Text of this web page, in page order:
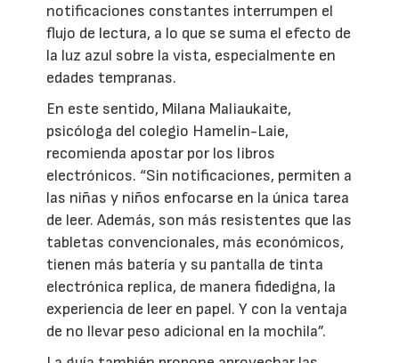
notificaciones constantes interrumpen el
flujo de lectura, a lo que se suma el efecto de
la luz azul sobre la vista, especialmente en
edades tempranas.
En este sentido, Milana Maliaukaite,
psicóloga del colegio Hamelin-Laie,
recomienda apostar por los libros
electrónicos. “Sin notificaciones, permiten a
las niñas y niños enfocarse en la única tarea
de leer. Además, son más resistentes que las
tabletas convencionales, más económicos,
tienen más batería y su pantalla de tinta
electrónica replica, de manera fidedigna, la
experiencia de leer en papel. Y con la ventaja
de no llevar peso adicional en la mochila”.